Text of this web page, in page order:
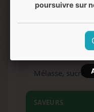
Mélasse, sucré,
SAVEURS
poursuivre sur